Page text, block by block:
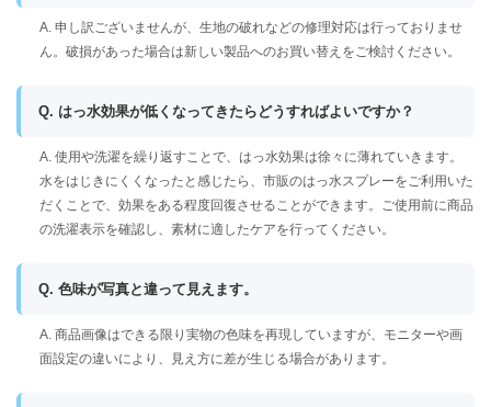
A. 申し訳ございませんが、生地の破れなどの修理対応は行っておりませ
ん。破損があった場合は新しい製品へのお買い替えをご検討ください。
Q. はっ水効果が低くなってきたらどうすればよいですか？
A. 使用や洗濯を繰り返すことで、はっ水効果は徐々に薄れていきます。
水をはじきにくくなったと感じたら、市販のはっ水スプレーをご利用いた
だくことで、効果をある程度回復させることができます。ご使用前に商品
の洗濯表示を確認し、素材に適したケアを行ってください。
Q. 色味が写真と違って見えます。
A. 商品画像はできる限り実物の色味を再現していますが、モニターや画
面設定の違いにより、見え方に差が生じる場合があります。